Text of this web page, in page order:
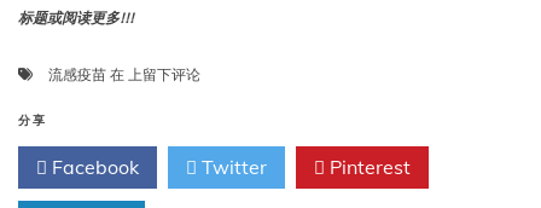
标题或阅读更多!!!
流感疫苗 在 当
疫
苗
效
上留下评论
分享
Facebook Twitter Pinterest